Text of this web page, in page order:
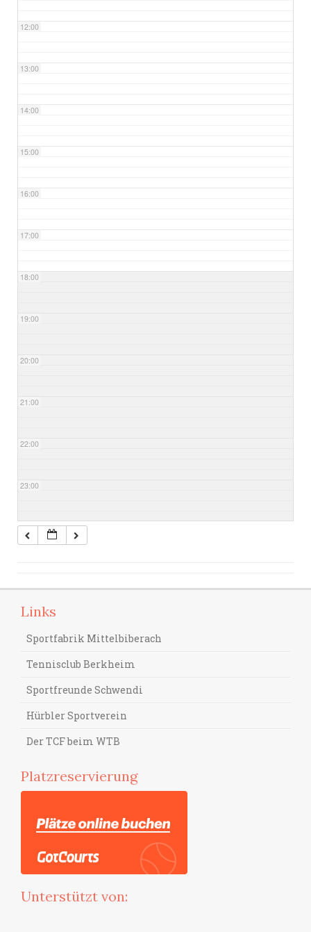
12:00
13:00
14:00
15:00
16:00
17:00
18:00
19:00
20:00
21:00
22:00
23:00
Links
Sportfabrik Mittelbiberach
Tennisclub Berkheim
Sportfreunde Schwendi
Hürbler Sportverein
Der TCF beim WTB
Platzreservierung
Unterstützt von: